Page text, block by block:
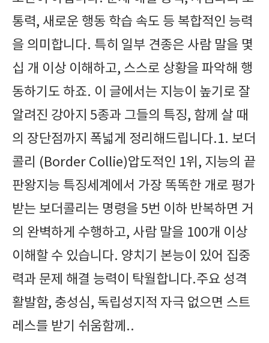
통력, 새로운 행동 학습 속도 등 복합적인 능력
을 의미합니다. 특히 일부 견종은 사람 말을 몇
십 개 이상 이해하고, 스스로 상황을 파악해 행
동하기도 하죠. 이 글에서는 지능이 높기로 잘
알려진 강아지 5종과 그들의 특징, 함께 살 때
의 장단점까지 폭넓게 정리해드립니다.1. 보더
콜리 (Border Collie)압도적인 1위, 지능의 끝
판왕지능 특징세계에서 가장 똑똑한 개로 평가
받는 보더콜리는 명령을 5번 이하 반복하면 거
의 완벽하게 수행하고, 사람 말을 100개 이상
이해할 수 있습니다. 양치기 본능이 있어 집중
력과 문제 해결 능력이 탁월합니다.주요 성격
활발함, 충성심, 독립성지적 자극 없으면 스트
레스를 받기 쉬움함께..